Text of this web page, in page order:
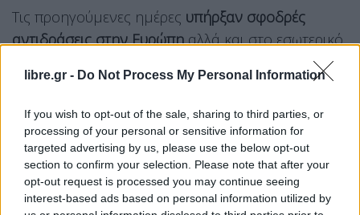
libre.gr - Do Not Process My Personal Information
If you wish to opt-out of the sale, sharing to third parties, or
processing of your personal or sensitive information for
targeted advertising by us, please use the below opt-out
section to confirm your selection. Please note that after your
opt-out request is processed you may continue seeing
interest-based ads based on personal information utilized by
Τις προηγούμενες ημέρες υπήρξαν σφοδρές
αντιδράσεις στην Ευρώπηαλλά και στο εσωτερικό
υπουργό
ς Εθνικής Ασφαλείας Ιταμάρ Μπεν Γκβιρ
στο οποίο εμφανίζονται ακτιβιστές του
«στολίσκου της Γάζας»γονατισμένοι και δεμένοι
πισθάγκωνα.
Η επικεφαλής της ευρωπαϊκής διπλωματίαςΚάγια